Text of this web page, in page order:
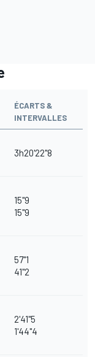
ÉCARTS &
INTERVALLES
3h20'22"8
15"9
15"9
57"1
41"2
2'41"5
1'44"4